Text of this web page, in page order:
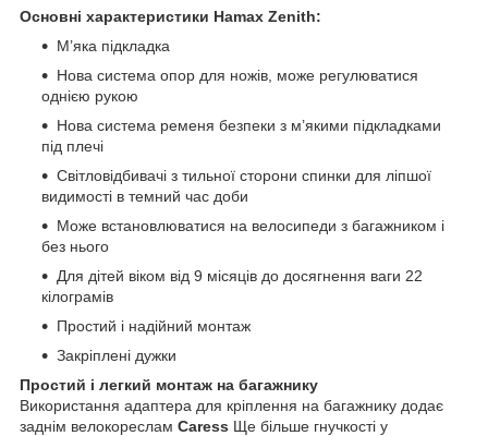
Основні характеристики Hamax Zenith:
М’яка підкладка
Нова система опор для ножів, може регулюватися
однією рукою
Нова система ременя безпеки з м’якими підкладками
під плечі
Світловідбивачі з тильної сторони спинки для ліпшої
видимості в темний час доби
Може встановлюватися на велосипеди з багажником і
без нього
Для дітей віком від 9 місяців до досягнення ваги 22
кілограмів
Простий і надійний монтаж
Закріплені дужки
Простий і легкий монтаж на багажнику
Використання адаптера для кріплення на багажнику додає
заднім велокореслам Caress Ще більше гнучкості у